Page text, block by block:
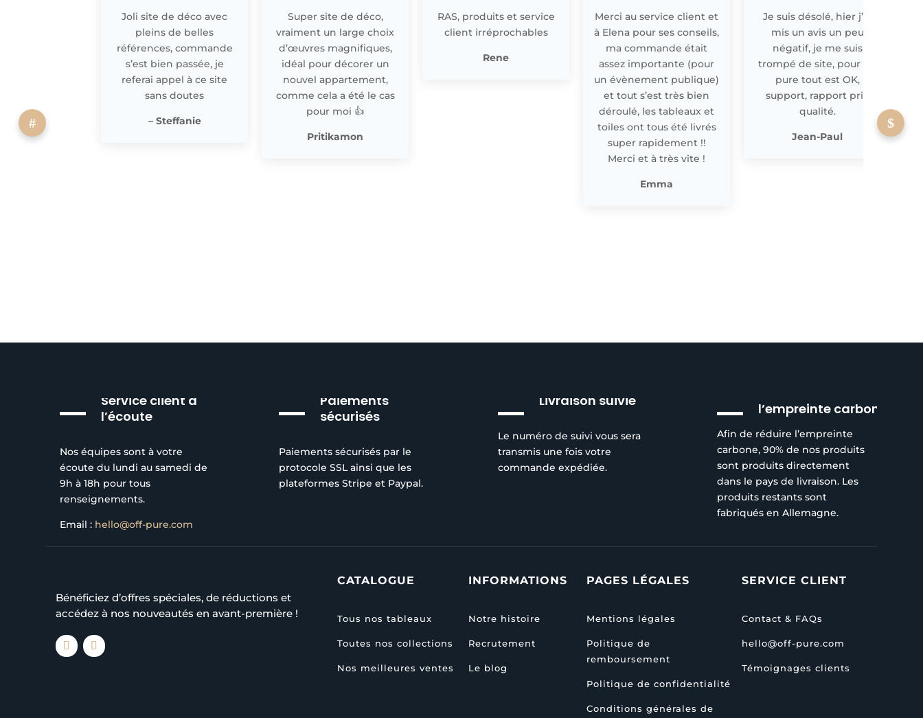
Joli site de déco avec
pleins de belles
références, commande
s’est bien passée, je
referai appel à ce site
sans doutes
– Steffanie
Super site de déco,
vraiment un large choix
d’œuvres magnifiques,
idéal pour décorer un
nouvel appartement,
comme cela a été le cas
pour moi 👍
Pritikamon
RAS, produits et service
client irréprochables
Rene
Merci au service client et
à Elena pour ses conseils,
ma commande était
assez importante (pour
un évènement publique)
et tout s’est très bien
déroulé, les tableaux et
toiles ont tous été livrés
super rapidement !!
Merci et à très vite !
Emma
Je suis désolé, hier j’ai
mis un avis un peu
négatif, je me suis
trompé de site, pour off
pure tout est OK,
support, rapport prix
qualité.
Jean-Paul
Service client à
l’écoute
Nos équipes sont à votre
écoute du lundi au samedi de
9h à 18h pour tous
renseignements.
Email : hello@off-pure.com
Paiements
sécurisés
Paiements sécurisés par le
protocole SSL ainsi que les
plateformes Stripe et Paypal.
Livraison suivie
Le numéro de suivi vous sera
transmis une fois votre
commande expédiée.
l’empreinte carbone
Afin de réduire l’empreinte
carbone, 90% de nos produits
sont produits directement
dans le pays de livraison. Les
produits restants sont
fabriqués en Allemagne.
Bénéficiez d’offres spéciales, de réductions et
accédez à nos nouveautés en avant-première !
CATALOGUE
Tous nos tableaux
Toutes nos collections
Nos meilleures ventes
INFORMATIONS
Notre histoire
Recrutement
Le blog
PAGES LÉGALES
Mentions légales
Politique de
remboursement
Politique de confidentialité
Conditions générales de
SERVICE CLIENT
Contact & FAQs
hello@off-pure.com
Témoignages clients